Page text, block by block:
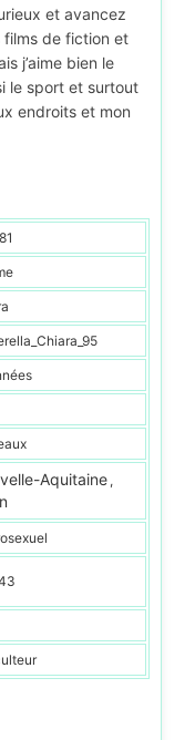
et avancez
films de fiction et
j’aime bien le
le sport et surtout
endroits et mon
Aquitaine,